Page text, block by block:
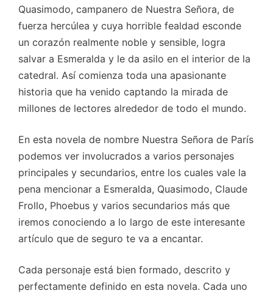
Quasimodo, campanero de Nuestra Señora, de
fuerza hercúlea y cuya horrible fealdad esconde
un corazón realmente noble y sensible, logra
salvar a Esmeralda y le da asilo en el interior de la
catedral. Así comienza toda una apasionante
historia que ha venido captando la mirada de
millones de lectores alrededor de todo el mundo.
En esta novela de nombre Nuestra Señora de París
podemos ver involucrados a varios personajes
principales y secundarios, entre los cuales vale la
pena mencionar a Esmeralda, Quasimodo, Claude
Frollo, Phoebus y varios secundarios más que
iremos conociendo a lo largo de este interesante
artículo que de seguro te va a encantar.
Cada personaje está bien formado, descrito y
perfectamente definido en esta novela. Cada uno